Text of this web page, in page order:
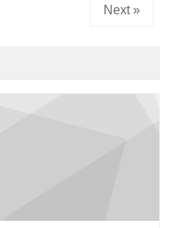
Next »